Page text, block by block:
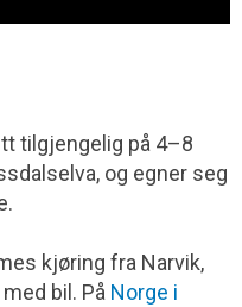
tilgjengelig på 4–8
og egner seg
kjøring fra Narvik,
bil. På Norge i